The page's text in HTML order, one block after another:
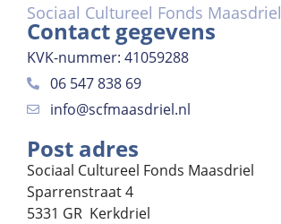
Sociaal Cultureel Fonds Maasdriel
Contact gegevens
KVK-nummer: 41059288
06 547 838 69
info@scfmaasdriel.nl
Post adres
Sociaal Cultureel Fonds Maasdriel
Sparrenstraat 4
5331 GR Kerkdriel